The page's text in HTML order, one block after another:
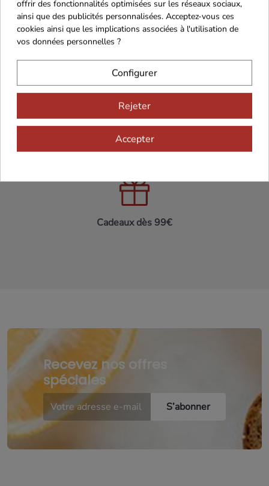
Maison Familiale Paiement Sécurisé
Franco de port 79€ Livraison 24h/48h
Cadeaux dès 99€
Recevez nos offres
spéciales
offrir des fonctionnalités optimisées sur les réseaux sociaux,
ainsi que des publicités personnalisées. Acceptez-vous ces
cookies ainsi que les implications associées à l'utilisation de
vos données personnelles ?
Configurer
Rejeter
Accepter